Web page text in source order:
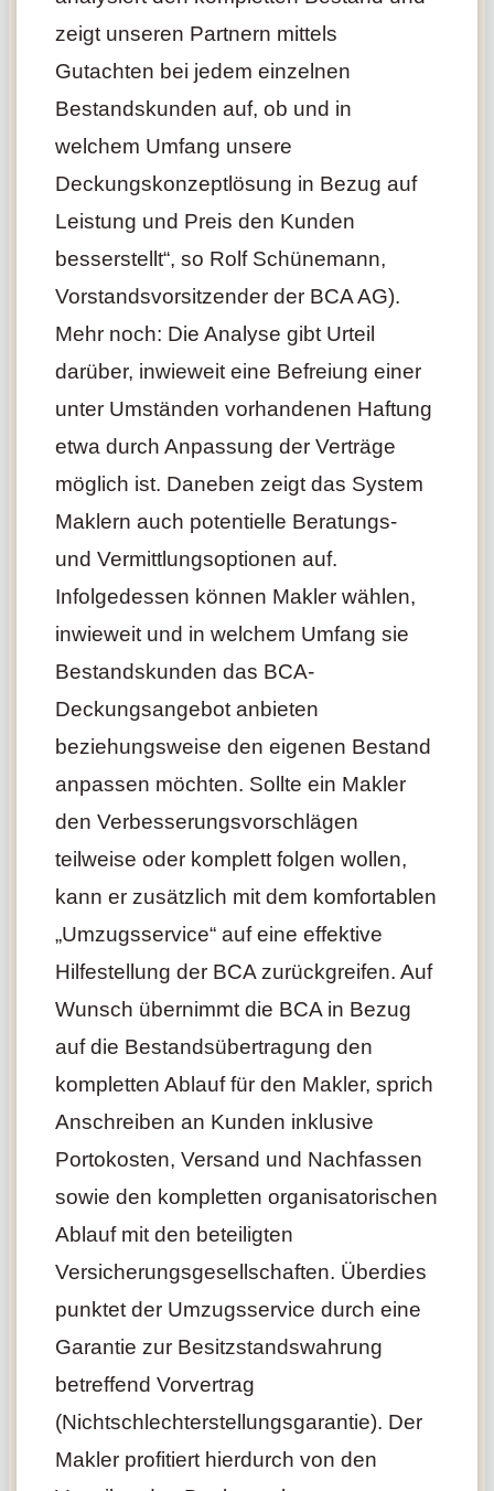
zeigt unseren Partnern mittels
Gutachten bei jedem einzelnen
Bestandskunden auf, ob und in
welchem Umfang unsere
Deckungskonzeptlösung in Bezug auf
Leistung und Preis den Kunden
besserstellt“, so Rolf Schünemann,
Vorstandsvorsitzender der BCA AG).
Mehr noch: Die Analyse gibt Urteil
darüber, inwieweit eine Befreiung einer
unter Umständen vorhandenen Haftung
etwa durch Anpassung der Verträge
möglich ist. Daneben zeigt das System
Maklern auch potentielle Beratungs-
und Vermittlungsoptionen auf.
Infolgedessen können Makler wählen,
inwieweit und in welchem Umfang sie
Bestandskunden das BCA-
Deckungsangebot anbieten
beziehungsweise den eigenen Bestand
anpassen möchten. Sollte ein Makler
den Verbesserungsvorschlägen
teilweise oder komplett folgen wollen,
kann er zusätzlich mit dem komfortablen
„Umzugsservice“ auf eine effektive
Hilfestellung der BCA zurückgreifen. Auf
Wunsch übernimmt die BCA in Bezug
auf die Bestandsübertragung den
kompletten Ablauf für den Makler, sprich
Anschreiben an Kunden inklusive
Portokosten, Versand und Nachfassen
sowie den kompletten organisatorischen
Ablauf mit den beteiligten
Versicherungsgesellschaften. Überdies
punktet der Umzugsservice durch eine
Garantie zur Besitzstandswahrung
betreffend Vorvertrag
(Nichtschlechterstellungsgarantie). Der
Makler profitiert hierdurch von den